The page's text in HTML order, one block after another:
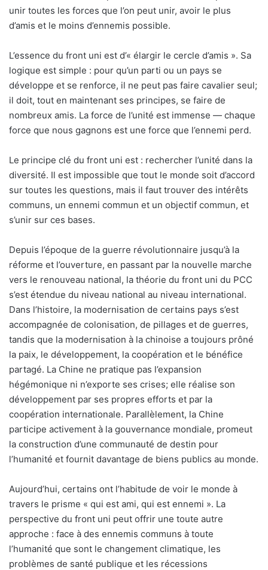
unir toutes les forces que l’on peut unir, avoir le plus
d’amis et le moins d’ennemis possible.
L’essence du front uni est d’« élargir le cercle d’amis ». Sa
logique est simple : pour qu’un parti ou un pays se
développe et se renforce, il ne peut pas faire cavalier seul;
il doit, tout en maintenant ses principes, se faire de
nombreux amis. La force de l’unité est immense — chaque
force que nous gagnons est une force que l’ennemi perd.
Le principe clé du front uni est : rechercher l’unité dans la
diversité. Il est impossible que tout le monde soit d’accord
sur toutes les questions, mais il faut trouver des intérêts
communs, un ennemi commun et un objectif commun, et
s’unir sur ces bases.
Depuis l’époque de la guerre révolutionnaire jusqu’à la
réforme et l’ouverture, en passant par la nouvelle marche
vers le renouveau national, la théorie du front uni du PCC
s’est étendue du niveau national au niveau international.
Dans l’histoire, la modernisation de certains pays s’est
accompagnée de colonisation, de pillages et de guerres,
tandis que la modernisation à la chinoise a toujours prôné
la paix, le développement, la coopération et le bénéfice
partagé. La Chine ne pratique pas l’expansion
hégémonique ni n’exporte ses crises; elle réalise son
développement par ses propres efforts et par la
coopération internationale. Parallèlement, la Chine
participe activement à la gouvernance mondiale, promeut
la construction d’une communauté de destin pour
l’humanité et fournit davantage de biens publics au monde.
Aujourd’hui, certains ont l’habitude de voir le monde à
travers le prisme « qui est ami, qui est ennemi ». La
perspective du front uni peut offrir une toute autre
approche : face à des ennemis communs à toute
l’humanité que sont le changement climatique, les
problèmes de santé publique et les récessions